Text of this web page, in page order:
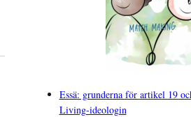
Essä: grunderna för artikel 19
Living-ideologin